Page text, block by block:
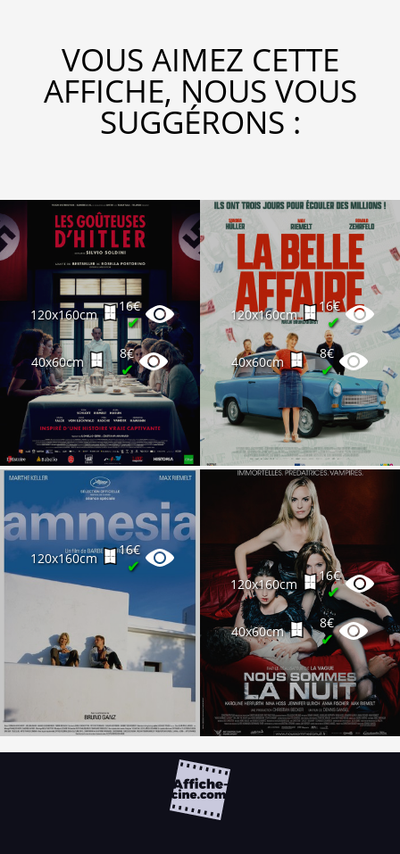
VOUS AIMEZ CETTE
AFFICHE, NOUS VOUS
SUGGÉRONS :
120x160cm
16€
✔
40x60cm
8€
✔
120x160cm
16€
✔
40x60cm
8€
✔
120x160cm
16€
✔
120x160cm
16€
✔
40x60cm
8€
✔